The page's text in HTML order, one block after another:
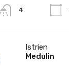
4
Istrien
Medulin